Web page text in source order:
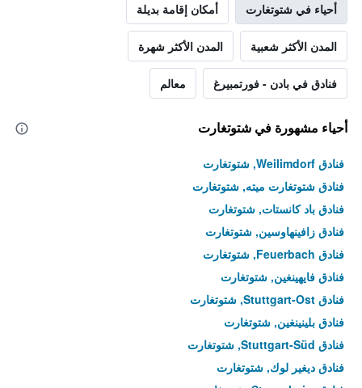
أحياء في شتوتغارت أمكان إقامة بديلة
المدن الأكثر شعبية المدن الأكثر شهرة
فنادق في بادن - فورتمبيرغ معالم
أحياء مشهورة في شتوتغارت
فنادق Weilimdorf, شتوتغارت
فنادق شتوتغارت ميته, شتوتغارت
فنادق باد كانستات, شتوتغارت
فنادق زافينهاوسين, شتوتغارت
فنادق Feuerbach, شتوتغارت
فنادق فايهينغين, شتوتغارت
فنادق Stuttgart-Ost, شتوتغارت
فنادق بلينينغين, شتوتغارت
فنادق Stuttgart-Süd, شتوتغارت
فنادق ديغير لوك, شتوتغارت